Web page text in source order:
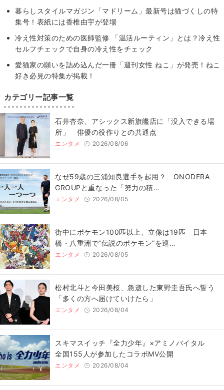
暮らしスタイルマガジン「マドリーム」最新号は猫づくしの特
集号！表紙には香椎由宇が登場
冷え性対策のための医師監修 「温活ルーティン」とは？冷え性
セルフチェックで自身の冷え性をチェック
愛猫家の願いを詰め込んだ一冊「週刊女性 ねこ」が発売！ねこ
好き必見の特集が掲載！
カテゴリー記事一覧
石井杏奈、アシックス新旗艦店に「没入できる場
所」 俳優の役作りとの共通点
エンタメ 2026/08/06
なぜ59歳の三浦知良選手を起用？ ONODERA
GROUPと重なった「努力の積…
エンタメ 2026/08/05
街中にポケモン100匹以上、立像は19匹 日本
橋・八重洲で“伝説のポケモン”を巡…
エンタメ 2026/08/05
松村北斗と今田美桜、急逝した東野圭吾氏へ誓う
「多くの方へ届けていけたら」
エンタメ 2026/08/04
スキマスイッチ『全力少年』×アミノバイタル
全国155人が参加したコラボMV公開
エンタメ 2026/08/04